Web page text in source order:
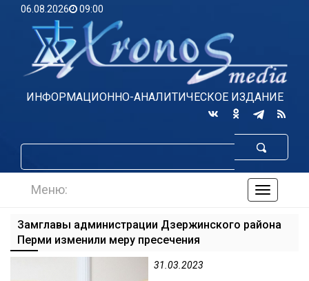
06.08.2026 09:00
ИНФОРМАЦИОННО-АНАЛИТИЧЕСКОЕ ИЗДАНИЕ
по
Меню:
Замглавы администрации Дзержинского района
Перми изменили меру пресечения
31.03.2023